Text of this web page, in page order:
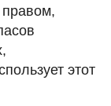
этот